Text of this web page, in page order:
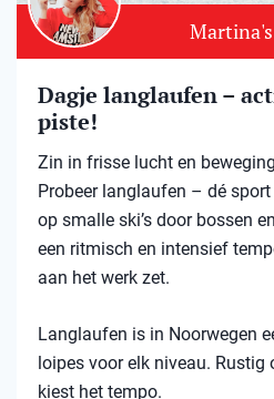
Dagje langlaufen –
piste!
Zin in frisse lucht en
Probeer langlaufen – dé
op smalle ski’s door bossen
een ritmisch en intensief
aan het werk zet.
Langlaufen is in Noorwegen
loipes voor elk niveau.
kiest het tempo.